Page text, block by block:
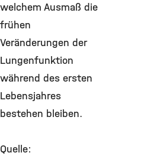
welchem Ausmaß die
frühen
Veränderungen der
Lungenfunktion
während des ersten
Lebensjahres
bestehen bleiben.
Quelle: